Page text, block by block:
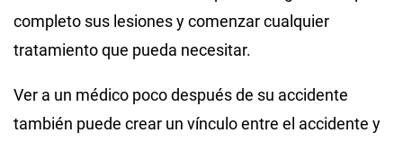
completo sus lesiones y comenzar cualquier
tratamiento que pueda necesitar.
Ver a un médico poco después de su accidente
también puede crear un vínculo entre el accidente y